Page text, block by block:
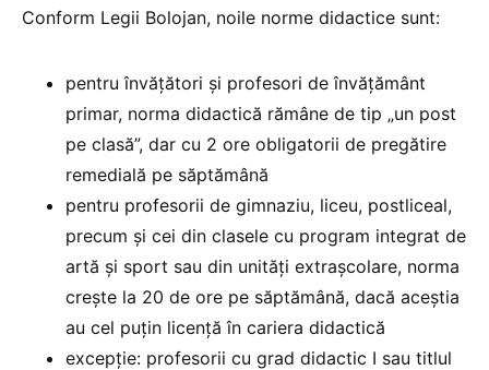
Conform Legii Bolojan, noile norme didactice sunt:
pentru învățători și profesori de învățământ
primar, norma didactică rămâne de tip „un post
pe clasă”, dar cu 2 ore obligatorii de pregătire
remedială pe săptămână
pentru profesorii de gimnaziu, liceu, postliceal,
precum și cei din clasele cu program integrat de
artă și sport sau din unități extrașcolare, norma
crește la 20 de ore pe săptămână, dacă aceștia
au cel puțin licență în cariera didactică
excepție: profesorii cu grad didactic I sau titlul